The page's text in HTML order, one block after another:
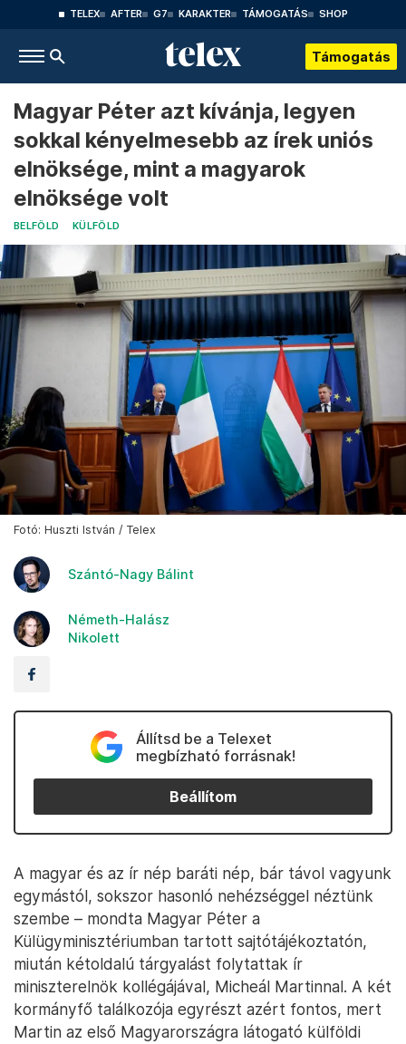
TELEX AFTER G7 KARAKTER TÁMOGATÁS SHOP
Támogatás
Magyar Péter azt kívánja, legyen
sokkal kényelmesebb az írek uniós
elnöksége, mint a magyarok
elnöksége volt
BELFÖLD KÜLFÖLD
Fotó: Huszti István / Telex
Szántó-Nagy Bálint
Németh-Halász
Nikolett
Állítsd be a Telexet
megbízható forrásnak!
Beállítom
A magyar és az ír nép baráti nép, bár távol vagyunk
egymástól, sokszor hasonló nehézséggel néztünk
szembe – mondta Magyar Péter a
Külügyminisztériumban tartott sajtótájékoztatón,
miután kétoldalú tárgyalást folytattak ír
miniszterelnök kollégájával, Micheál Martinnal. A két
kormányfő találkozója egyrészt azért fontos, mert
Martin az első Magyarországra látogató külföldi